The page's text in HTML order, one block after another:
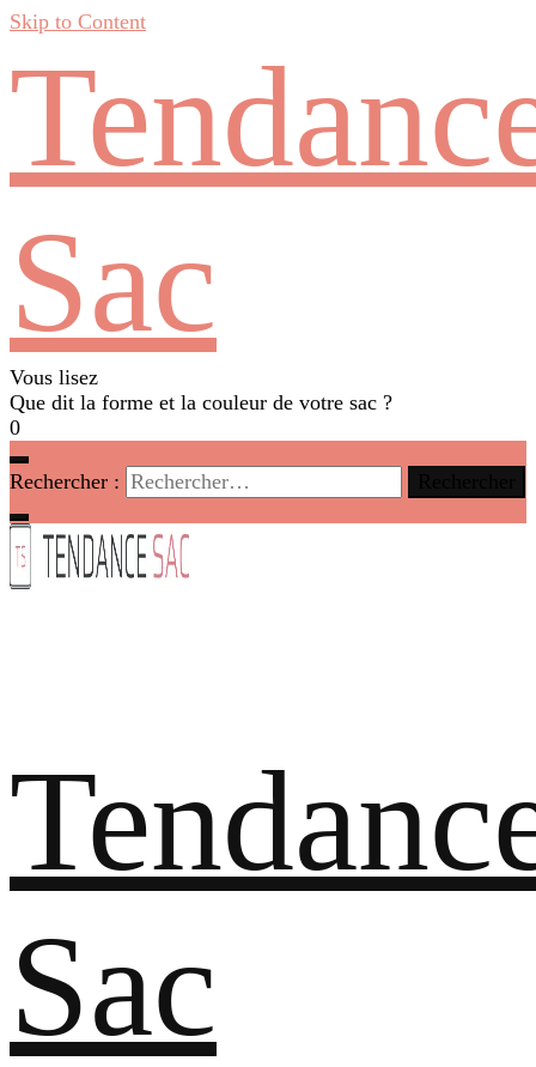
Skip to Content
Sac
Vous lisez
Que dit la forme et la couleur de votre sac ?
0
Rechercher :
Sac